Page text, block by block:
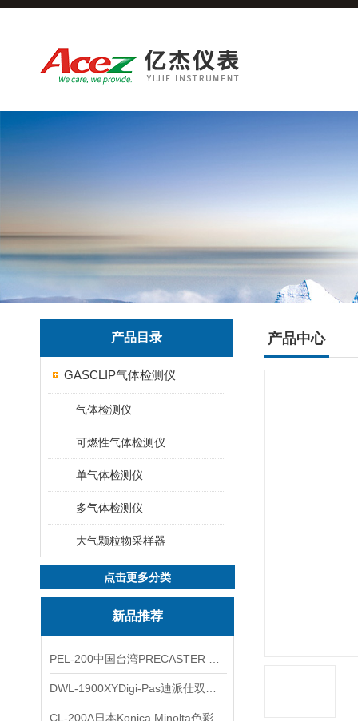
产品目录
GASCLIP气体检测仪
气体检测仪
可燃性气体检测仪
单气体检测仪
多气体检测仪
大气颗粒物采样器
点击更多分类
新品推荐
产品中心